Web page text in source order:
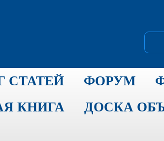
СТАТЕЙ ФОРУМ
КНИГА
ДОСКА